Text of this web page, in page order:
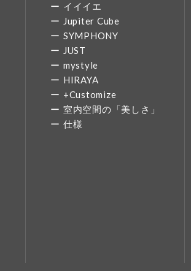
イイイエ
Jupiter Cube
SYMPHONY
JUST
mystyle
HIRAYA
+Customize
室内空間の「美しさ」
仕様